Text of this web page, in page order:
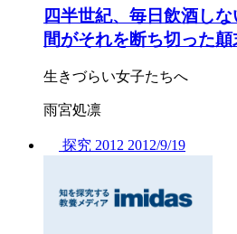
四半世紀、毎日飲酒し
間がそれを断ち切った顛
生きづらい女子たちへ
雨宮処凛
探究 2012 2012/9/19